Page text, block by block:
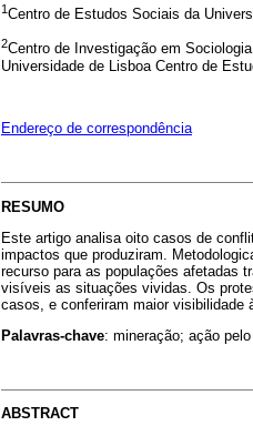
1Centro de Estudos Sociais da
2Centro de Investigação em
Universidade de Lisboa Centro de
Endereço de correspondência
RESUMO
Este artigo analisa oito casos de
impactos que produziram.
recurso para as populações afetadas
visíveis as situações vividas. Os
casos, e conferiram maior visibilidade
Palavras-chave: mineração; ação
ABSTRACT